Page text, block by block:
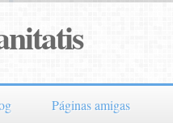
Páginas amigas